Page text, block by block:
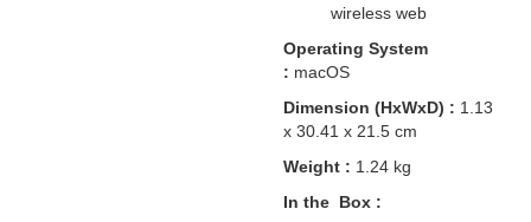
wireless web
Operating System
: macOS
Dimension (HxWxD) : 1.13
x 30.41 x 21.5 cm
Weight : 1.24 kg
In the Box :